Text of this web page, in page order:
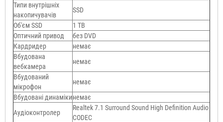
Типи внутрішніх
накопичувачів
SSD
Об'єм SSD
1 TB
Оптичний привод
без DVD
Кардридер
немає
Вбудована
вебкамера
немає
Вбудований
мікрофон
немає
Вбудовані динамікинемає
Аудіоконтролер
Realtek 7.1 Surround Sound High Definition Audio
CODEC